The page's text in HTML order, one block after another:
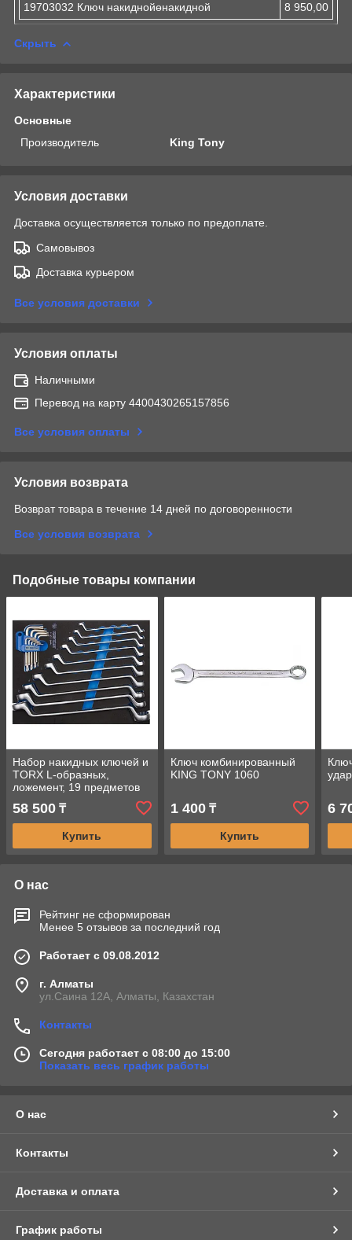
19703032 Ключ накиднойөнакидной
8 950,00
Скрыть
Характеристики
Основные
Производитель
King Tony
Условия доставки
Доставка осуществляется только по предоплате.
Самовывоз
Доставка курьером
Все условия доставки
Условия оплаты
Наличными
Перевод на карту 4400430265157856
Все условия оплаты
Условия возврата
Возврат товара в течение 14 дней по договоренности
Все условия возврата
Подобные товары компании
Набор накидных ключей и
TORX L-образных,
ложемент, 19 предметов
KING TONY 9-90119MRV
58 500 ₸
Купить
Ключ комбинированный
KING TONY 1060
1 400₸
Купить
6
О нас
Рейтинг не сформирован
Менее 5 отзывов за последний год
Работает с 09.08.2012
г. Алматы
ул.Саина 12А, Алматы, Казахстан
Контакты
Сегодня работает с 08:00 до 15:00
Показать весь график работы
О нас
Контакты
Доставка и оплата
График работы